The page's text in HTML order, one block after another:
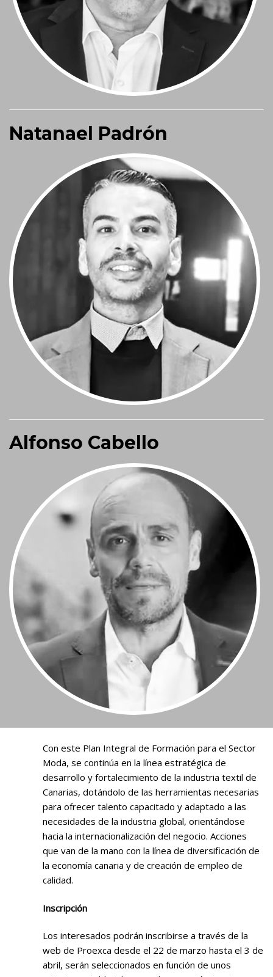
Natanael Padrón
Alfonso Cabello
Con este Plan Integral de Formación para el Sector
Moda, se continúa en la línea estratégica de
desarrollo y fortalecimiento de la industria textil de
Canarias, dotándolo de las herramientas necesarias
para ofrecer talento capacitado y adaptado a las
necesidades de la industria global, orientándose
hacia la internacionalización del negocio. Acciones
que van de la mano con la línea de diversificación de
la economía canaria y de creación de empleo de
calidad.
Inscripción
Los interesados podrán inscribirse a través de la
web de Proexca desde el 22 de marzo hasta el 3 de
abril, serán seleccionados en función de unos